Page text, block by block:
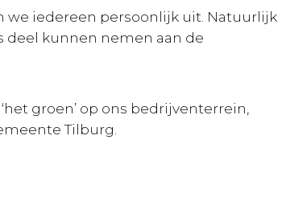
we iedereen persoonlijk uit. Natuurlijk
deel kunnen nemen aan de
groen’ op ons bedrijventerrein,
Tilburg.